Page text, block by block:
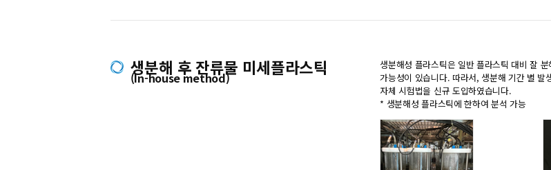
생분해 후 잔류물 미세플라스틱
(In-house method)
생분해성 플라스틱은 일반 플라스틱 대비 잘
가능성이 있습니다. 따라서, 생분해 기간 별
자체 시험법을 신규 도입하였습니다.
* 생분해성 플라스틱에 한하여 분석 가능